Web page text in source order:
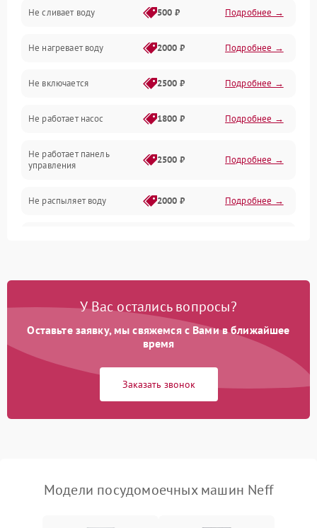
Электропитание
Датчики
Нагрев
Вода
Гигиена
Программное обеспечение
Не сливает воду 500 ₽ Подробнее →
Не нагревает воду 2000 ₽ Подробнее →
Не включается 2500 ₽ Подробнее →
Не работает насос 1800 ₽ Подробнее →
Не работает панель
управления
2500 ₽ Подробнее →
Не распыляет воду 2000 ₽ Подробнее →
Проблемы с набором
Не работает сушилка 2100 ₽ Подробнее →
Сбои в работе таймера 1700 ₽
У Вас остались вопросы?
Оставьте заявку, мы свяжемся с Вами в ближайшее
время
Заказать звонок
Модели посудомоечных машин Neff